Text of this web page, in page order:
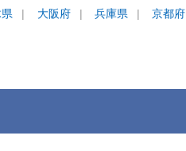
大阪府 兵庫県 京都府